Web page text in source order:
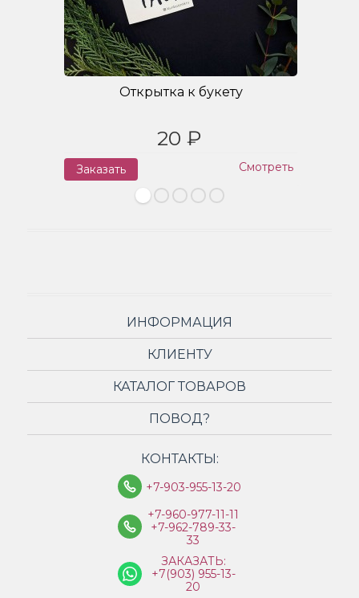
Открытка к букету
20 ₽
Заказать Смотреть
ИНФОРМАЦИЯ
КЛИЕНТУ
КАТАЛОГ ТОВАРОВ
ПОВОД?
КОНТАКТЫ:
+7-903-955-13-20
+7-960-977-11-11
+7-962-789-33-
33
ЗАКАЗАТЬ:
+7(903) 955-13-
20